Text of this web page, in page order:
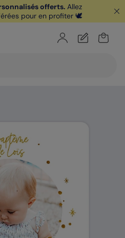
je télécharge
offerts. Allez
pour en profiter 🕊️